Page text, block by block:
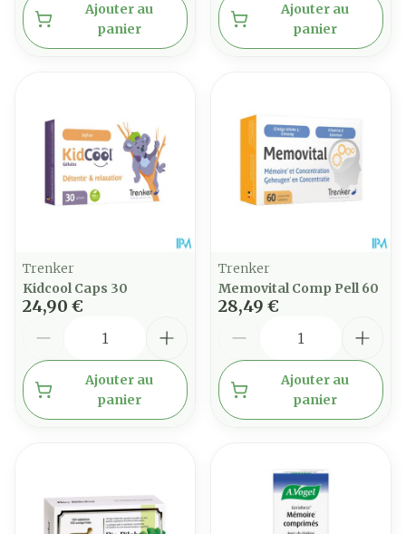
Ajouter au
panier
Ajouter au
panier
Trenker
Kidcool Caps 30
24,90 €
Ajouter au
panier
Trenker
Memovital Comp Pell 60
28,49 €
Ajouter au
panier